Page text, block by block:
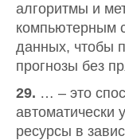
алгоритмы и
компьютерным
данных, чтобы
прогнозы без
29. … – это
автоматически
ресурсы в